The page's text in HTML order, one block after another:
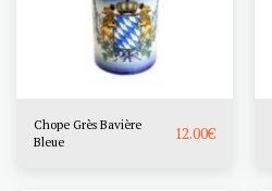
Chope Grès Bavière
Bleue
12.00€